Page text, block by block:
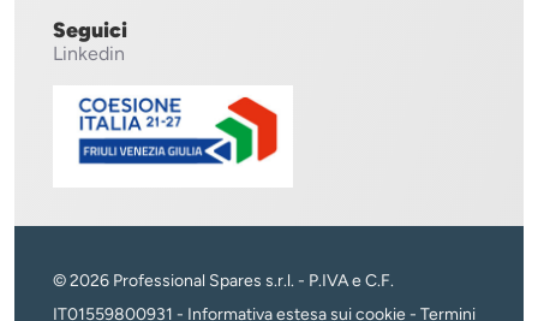
Seguici
Linkedin
© 2026 Professional Spares s.r.l. - P.IVA e C.F.
IT01559800931 - Informativa estesa sui cookie - Termini